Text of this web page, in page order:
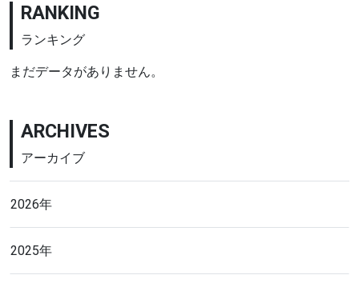
RANKING
ランキング
まだデータがありません。
ARCHIVES
アーカイブ
2026年
2025年